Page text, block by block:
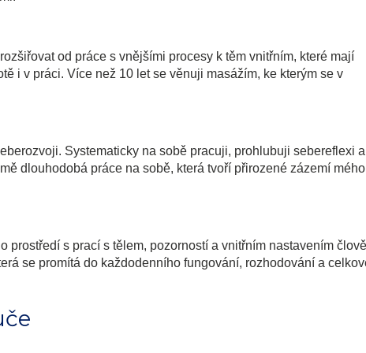
od práce s vnějšími procesy k těm vnitřním, které mají
i v práci. Více než 10 let se věnuji masážím, ke kterým se v
Systematicky na sobě pracuji, prohlubuji sebereflexi a
dlouhodobá práce na sobě, která tvoří přirozené zázemí mého
prostředí s prací s tělem, pozorností a vnitřním nastavením
se promítá do každodenního fungování, rozhodování a